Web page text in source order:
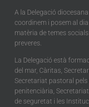
A la Delegació
coordinem i posem al
matèria de temes
preveres.
La Delegació està
del mar, Càritas,
Secretariat pastoral
penitenciària,
de seguretat i les